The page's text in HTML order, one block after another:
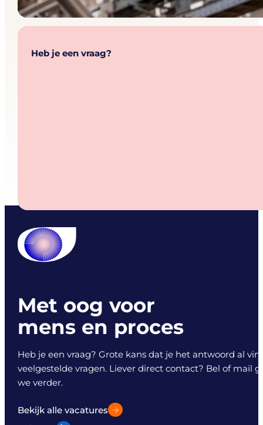
Heb je een vraag?
Met oog voor
mens en proces
Heb je een vraag? Grote kans dat je het antwoord al
veelgestelde vragen. Liever direct contact? Bel of mail
we verder.
Bekijk alle vacatures